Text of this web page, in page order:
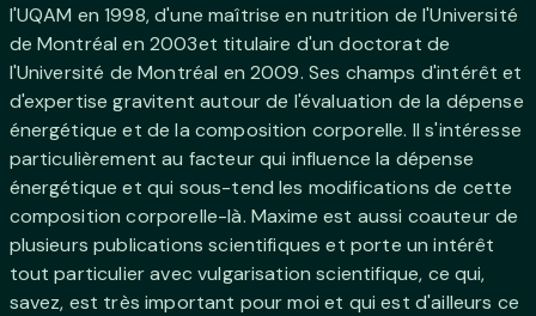
l'UQAM en 1998, d'une maîtrise en nutrition de l'Université
de Montréal en 2003et titulaire d'un doctorat de
l'Université de Montréal en 2009. Ses champs d'intérêt et
d'expertise gravitent autour de l'évaluation de la dépense
énergétique et de la composition corporelle. Il s'intéresse
particulièrement au facteur qui influence la dépense
énergétique et qui sous-tend les modifications de cette
composition corporelle-là. Maxime est aussi coauteur de
plusieurs publications scientifiques et porte un intérêt
tout particulier avec vulgarisation scientifique, ce qui,
savez, est très important pour moi et qui est d'ailleurs ce